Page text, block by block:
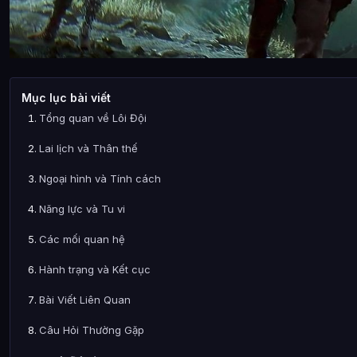
Mục lục bài viết
Tổng quan về Lôi Đội
Lai lịch và Thân thế
Ngoại hình và Tính cách
Năng lực và Tu vi
Các mối quan hệ
Hành trạng và Kết cục
Bài Viết Liên Quan
Câu Hỏi Thường Gặp